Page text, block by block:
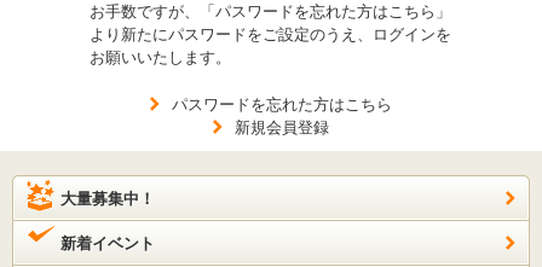
お手数ですが、「パスワードを忘れた方はこちら」
より新たにパスワードをご設定のうえ、ログインを
お願いいたします。
パスワードを忘れた方はこちら
新規会員登録
大量募集中！
新着イベント